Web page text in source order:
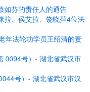
如芬的责任人的通告
拉、侯艾拉、饶晓萍4位法
年法轮功学员王绍清的责
0094号）- 湖北省武汉市
号）- 湖北省武汉市汉